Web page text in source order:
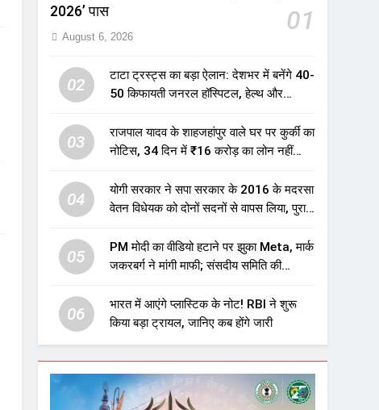
2026’ पास
01
August 6, 2026
02
टाटा ट्रस्ट्स का बड़ा ऐलान: देशभर में बनेंगे 40-
50 किफायती जनरल हॉस्पिटल, हेल्थ और
03
राजपाल यादव के शाहजहांपुर वाले घर पर कुर्की का
नोटिस, 34 दिन में ₹16 करोड़ का लोन नहीं
04
योगी सरकार ने सपा सरकार के 2016 के मदरसा
वेतन विधेयक को दोनों सदनों से वापस लिया, पुराने
उठाए सवाल
05
PM मोदी का वीडियो हटाने पर झुका Meta, मार्क
जकरबर्ग ने मांगी माफी; संसदीय समिति की
06
भारत में आएंगे प्लास्टिक के नोट! RBI ने शुरू
किया बड़ा ट्रायल, जानिए कब होंगे जारी